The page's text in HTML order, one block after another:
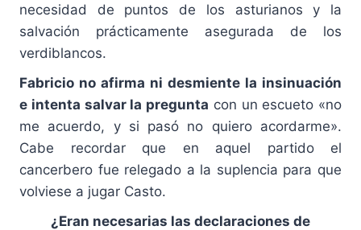
necesidad de puntos de los asturianos y la
salvación prácticamente asegurada de los
verdiblancos.
Fabricio no afirma ni desmiente la insinuación
e intenta salvar la pregunta con un escueto «no
me acuerdo, y si pasó no quiero acordarme».
Cabe recordar que en aquel partido el
cancerbero fue relegado a la suplencia para que
volviese a jugar Casto.
¿Eran necesarias las declaraciones de